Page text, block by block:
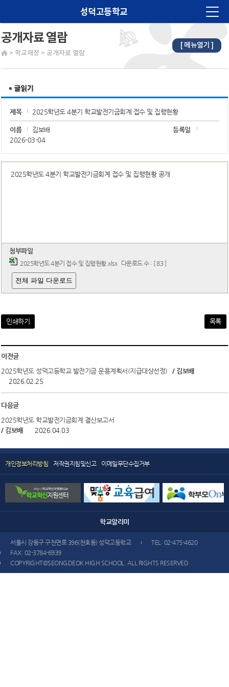
성덕고등학교
교육계획
공개자료 열람
> 학교재정 >공개자료 열람
[ 메뉴열기 ]
제목 2025학년도 4분기 학교발전기금회계 접수 및 집행현황
이름 김보배
등록일
2026-03-04
2025학년도 4분기 학교발전기금회계 접수 및 집행현황 공개
첨부파일
2025학년도 4분기 접수 및 집행현황.xlsx다운로드 수 : [ 83 ]
전체 파일 다운로드
인쇄하기 목록
이전글
2025학년도 성덕고등학교 발전기금 운용계획서(지급대상선정)
/ 김보배
2026.02.25
다음글
2025학년도 학교발전기금회계 결산보고서
/ 김보배
2026.04.03
개인정보처리방침 저작권지침및신고 이메일무단수집거부
학교알리미
서울시 강동구 구천면로 396(천호동) 성덕고등학교
TEL: 02-475-4620
FAX: 02-3784-6939
COPYRIGHT©SEONGDEOK HIGH SCHOOL. ALL RIGHTS RESERVED